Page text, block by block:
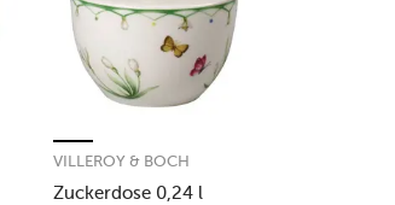
Zuckerdose 0,24 l
VILLEROY & BOCH